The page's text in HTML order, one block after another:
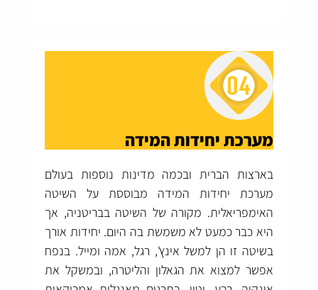
מערכת יחידות המידה
בארצות הברית ובכמה מדינות נוספות בעולם
מערכת יחידות המידה מבוססת על השיטה
האימפריאלית. מקורה של השיטה בבריטניה, אך
היא כבר כמעט לא משמשת בה היום. יחידות אורך
בשיטה זו הן למשל אינץ', רגל, אמה ומייל. בנפח
אפשר למצוא את הגאלון והליטרה, ובמשקל את